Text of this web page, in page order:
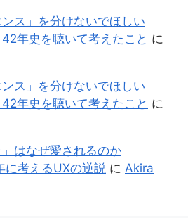
ンス」を分けないでほしい
年史を聴いて考えたこと に
ンス」を分けないでほしい
年史を聴いて考えたこと に
」はなぜ愛されるのか
考えるUXの逆説 に Akira